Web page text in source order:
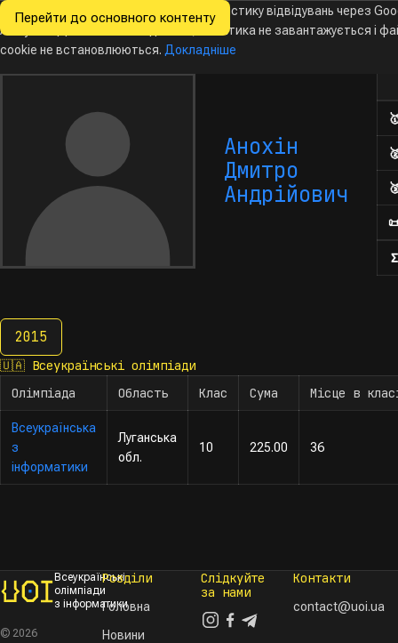
Перейти до основного контенту
Всеукраїнські
з інформатики
НовиниОлімпіадиКалендарБаза даних
Анохін
Дмитро
Андрійович
Σ
2015
2015
🇺🇦 Всеукраїнські олімпіади
Олімпіада
Область Клас Сума Місце в
Всеукраїнська
з
інформатики
Луганська
обл.
10 225.00 36
Всеукраїнські
олімпіади
з інформатики
© 2026
Розділи
Головна
Новини
Слідкуйте
за нами
Контакти
contact@uoi.ua
Ми хочемо збирати знеособлену статистику відвідувань через
Analytics. Доки ви не погодитесь, аналітика не завантажується і
cookie не встановлюються. Докладніше